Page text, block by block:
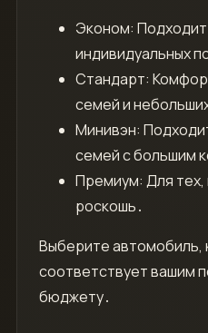
Эконом: Подходит
индивидуальных
Стандарт:
семей и
Минивэн:
семей с большим
Премиум: Для тех,
роскошь․
Выберите автомобиль,
соответствует вашим
бюджету․